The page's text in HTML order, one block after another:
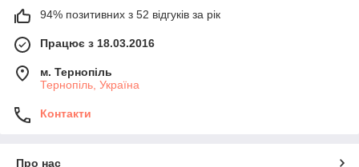
94% позитивних з 52 відгуків за рік
Працює з 18.03.2016
м. Тернопіль
Тернопіль, Україна
Контакти
Про нас